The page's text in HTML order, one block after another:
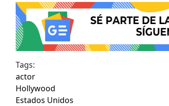
Tags:
actor
Hollywood
Estados Unidos